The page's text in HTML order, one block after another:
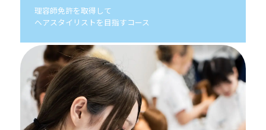
理容師免許を取得して
ヘアスタイリストを目指すコース